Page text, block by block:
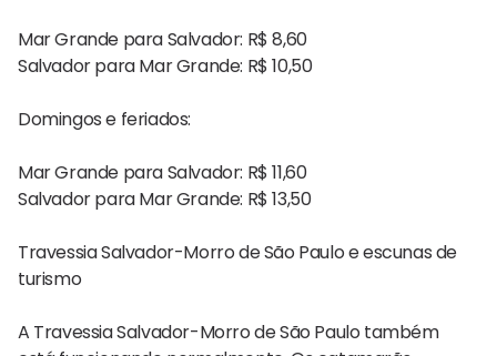
Mar Grande para Salvador: R$ 8,60
Salvador para Mar Grande: R$ 10,50
Domingos e feriados:
Mar Grande para Salvador: R$ 11,60
Salvador para Mar Grande: R$ 13,50
Travessia Salvador-Morro de São Paulo e escunas de
turismo
A Travessia Salvador-Morro de São Paulo também